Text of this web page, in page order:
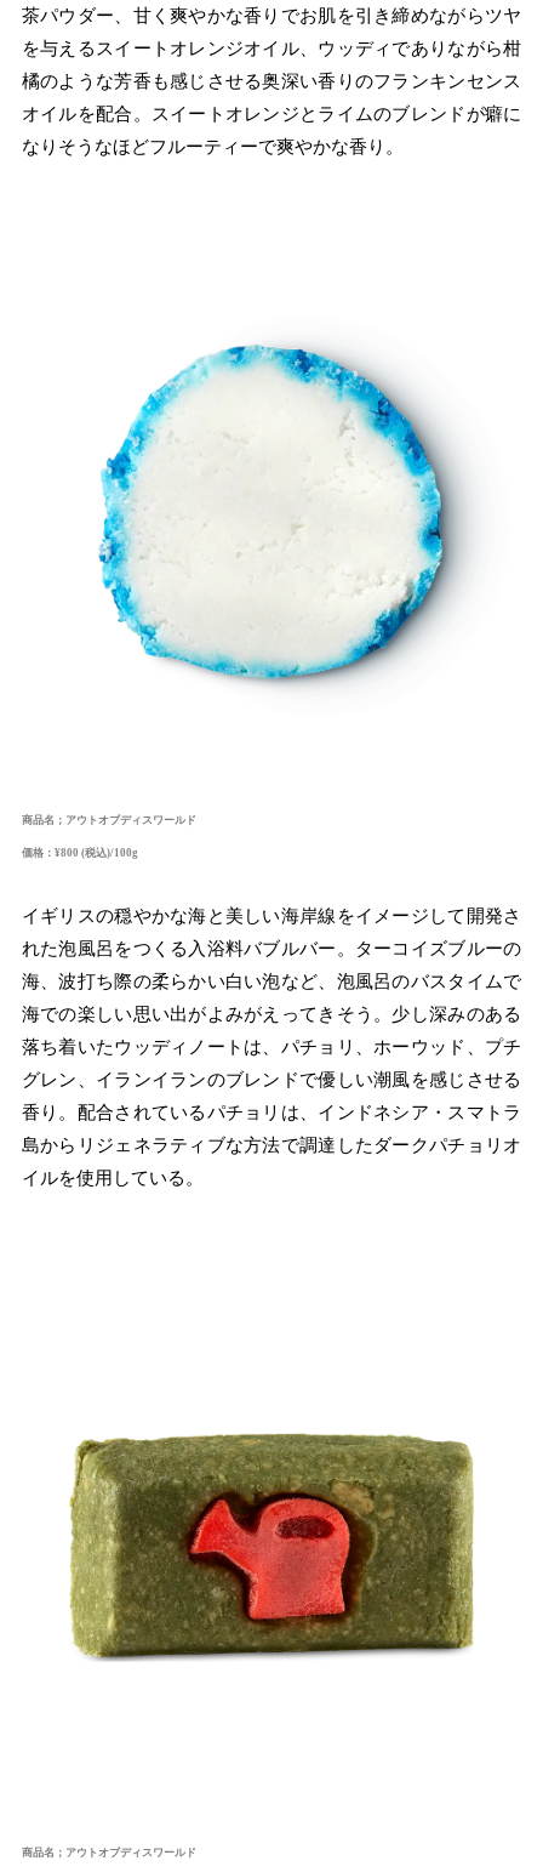
茶パウダー、甘く爽やかな香りでお肌を引き締めながらツヤ
を与えるスイートオレンジオイル、ウッディでありながら柑
橘のような芳香も感じさせる奥深い香りのフランキンセンス
オイルを配合。スイートオレンジとライムのブレンドが癖に
なりそうなほどフルーティーで爽やかな香り。
商品名；アウトオブディスワールド
価格：¥800 (税込)/100g
イギリスの穏やかな海と美しい海岸線をイメージして開発さ
れた泡風呂をつくる入浴料バブルバー。ターコイズブルーの
海、波打ち際の柔らかい白い泡など、泡風呂のバスタイムで
海での楽しい思い出がよみがえってきそう。少し深みのある
落ち着いたウッディノートは、パチョリ、ホーウッド、プチ
グレン、イランイランのブレンドで優しい潮風を感じさせる
香り。配合されているパチョリは、インドネシア・スマトラ
島からリジェネラティブな方法で調達したダークパチョリオ
イルを使用している。
商品名；アウトオブディスワールド